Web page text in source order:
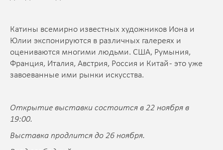
Катины всемирно известных художников Иона и
Юлии экспонируются в различных галереях и
оцениваются многими людьми. США, Румыния,
Франция, Италия, Австрия, Россия и Китай - это уже
завоеванные ими рынки искусства.
Открытие выставки состоится в 22 ноября в
19:00.
Выставка продлится до 26 ноября.